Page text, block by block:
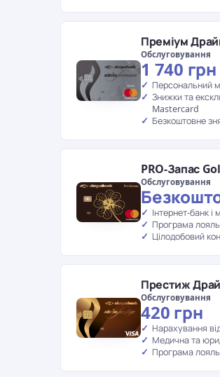
Преміум
Обслуговування
1 740 грн
Персональний
Знижки та
Mastercard
Безкоштовне
PRO-Запас
Обслуговування
Інтернет-банк і
Програма
Цілодобовий
Престиж
Обслуговування
420 грн
Нарахування
Медична та
Програма